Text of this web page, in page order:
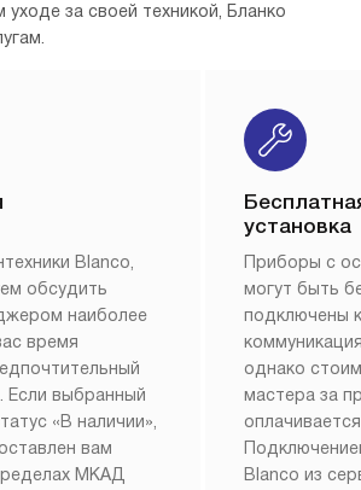
за своей техникой, Бланко
Blanco,
обсудить
наиболее
время
Если выбранный
«В наличии»,
вам
МКАД
установка
Приборы с
могут быть
подключены
однако
мастера за
Blanco из